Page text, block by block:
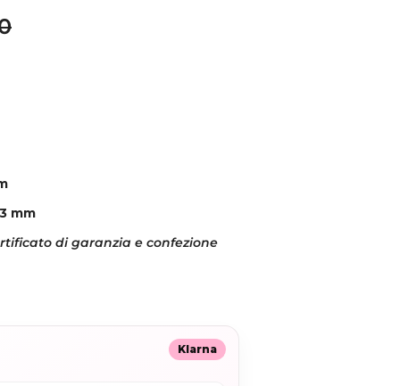
mm
di garanzia e confezione
Klarna